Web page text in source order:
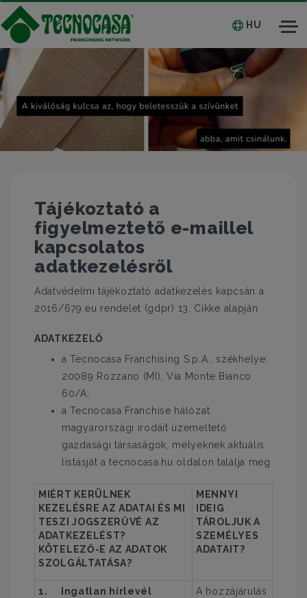
HU
Tájékoztató a
figyelmeztető e-maillel
kapcsolatos
adatkezelésről
Adatvédelmi tájékoztató adatkezelés kapcsán a
2016/679 eu rendelet (gdpr) 13. Cikke alapján
ADATKEZELŐ
a Tecnocasa Franchising S.p.A., székhelye:
20089 Rozzano (MI), Via Monte Bianco
60/A;
a Tecnocasa Franchise hálózat
magyarországi irodáit üzemeltető
gazdasági társaságok, melyeknek aktuális
listásját a tecnocasa.hu oldalon találja meg
MIÉRT KERÜLNEK
KEZELÉSRE AZ ADATAI ÉS MI
TESZI JOGSZERŰVÉ AZ
ADATKEZELÉST?
KÖTELEZŐ-E AZ ADATOK
SZOLGÁLTATÁSA?
MENNYI
IDEIG
TÁROLJUK A
SZEMÉLYES
ADATAIT?
1.
Ingatlan hírlevél
A hozzájárulás